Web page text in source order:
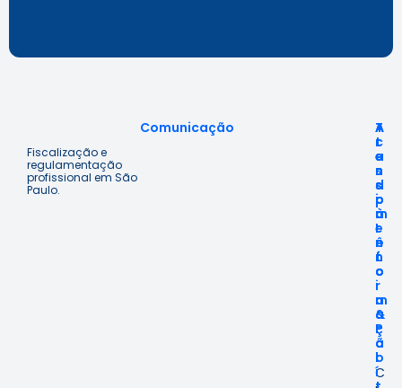
Fiscalização e
regulamentação
profissional em São
Paulo.
Comunicação
A
c
e
s
s
o
à
I
n
f
o
r
m
a
ç
ã
o
C
T
r
a
n
s
p
a
r
ê
n
c
i
a
&
P
o
l
í
A
t
e
n
d
i
m
e
n
t
o